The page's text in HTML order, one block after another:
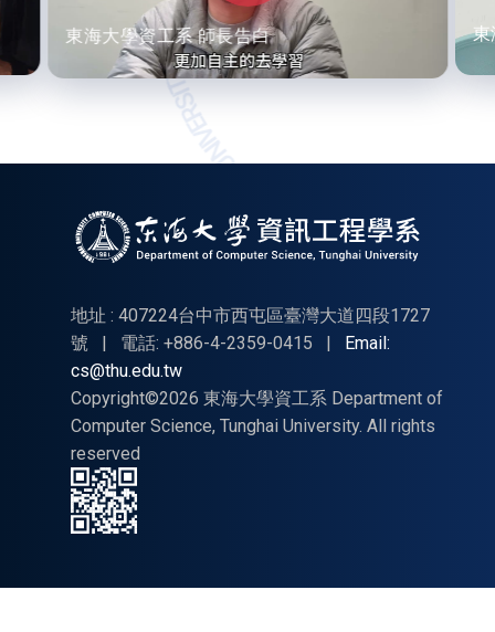
東海大學資工系-學姐告白 東
地址 : 407224台中市西屯區臺灣大道四段1727
號
| 電話: +886-4-2359-0415 |
Email:
cs@thu.edu.tw
Copyright©2026 東海大學資工系 Department of
Computer Science, Tunghai University. All rights
reserved